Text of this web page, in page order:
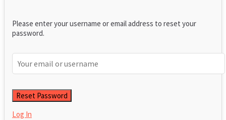
Please enter your username or email address to reset your
password.
Log In